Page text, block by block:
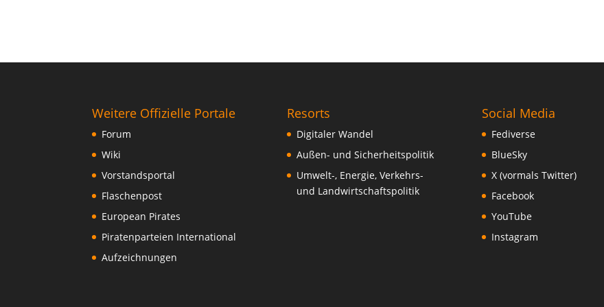
Weitere Offizielle Portale
Forum
Wiki
Vorstandsportal
Flaschenpost
European Pirates
Piratenparteien International
Aufzeichnungen
Resorts
Digitaler Wandel
Außen- und Sicherheitspolitik
Umwelt-, Energie, Verkehrs-
und Landwirtschaftspolitik
Social Media
Fediverse
BlueSky
X (vormals Twitter)
Facebook
YouTube
Instagram